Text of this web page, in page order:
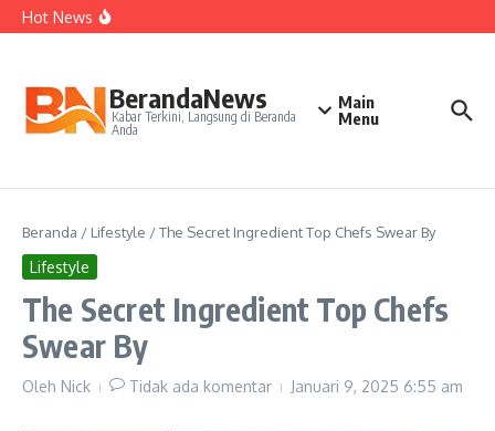
Lewati ke konten
Hot News
Games 2026
BerandaNews
Kabar Terkini, Langsung di Beranda
Anda
Main
Menu
Beranda / Lifestyle /The Secret Ingredient Top Chefs Swear By
Lifestyle
The Secret Ingredient Top Chefs
Swear By
Oleh Nick Tidak ada komentar Januari 9, 2025 6:55 am